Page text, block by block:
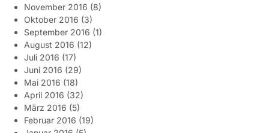
November 2016 (8)
Oktober 2016 (3)
September 2016 (1)
August 2016 (12)
Juli 2016 (17)
Juni 2016 (29)
Mai 2016 (18)
April 2016 (32)
März 2016 (5)
Februar 2016 (19)